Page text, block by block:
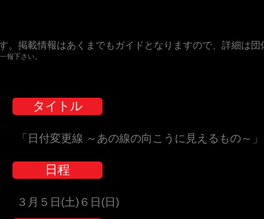
。掲載情報はあくまでもガイドとなりますので、詳細は団
報下さい。
タイトル
「日付変更線 ～あの線の向こうに見えるもの～」
日程
３月５日(土)６日(日)